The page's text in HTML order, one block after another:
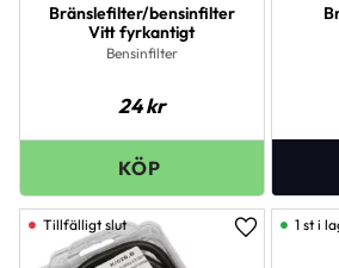
Bränslefilter/bensinfilter
Vitt fyrkantigt
Bensinfilter
24kr
Lägg till i
1 st i